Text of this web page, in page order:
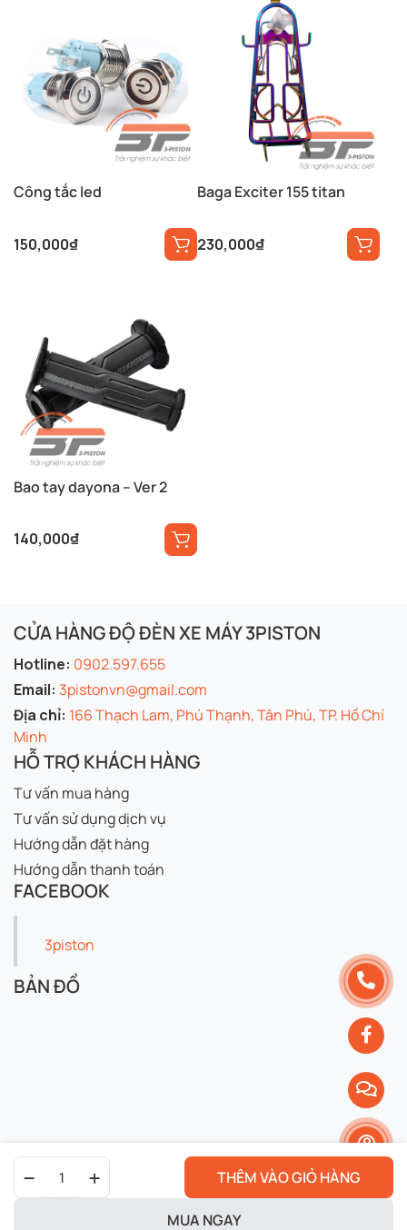
nước
THÊM VÀO GIỎ HÀNG
MUA NGAY
Công tắc led
150,000₫
Baga Exciter 155 titan
230,000₫
Bao tay dayona – Ver 2
140,000₫
CỬA HÀNG ĐỘ ĐÈN XE MÁY 3PISTON
Hotline: 0902.597.655
Email: 3pistonvn@gmail.com
Địa chỉ: 166 Thạch Lam, Phú Thạnh, Tân Phú, TP. Hồ Chí
Minh
HỖ TRỢ KHÁCH HÀNG
Tư vấn mua hàng
Tư vấn sử dụng dịch vụ
Hướng dẫn đặt hàng
Hướng dẫn thanh toán
FACEBOOK
3piston
BẢN ĐỒ